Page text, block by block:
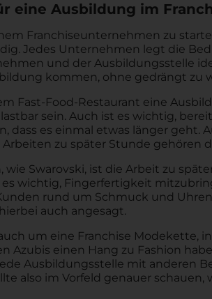
eine Ausbildung im
Franchiseunternehmen zu
Jedes Unternehmen legt die
und der Ausbildungsstelle
kommen, ohne gedrängt zu
Fast-Food-Restaurant eine
sein. Auch ist es wichtig,
dass es einmal etwas länger geht.
zu später Stunde gehören
Swarovski, ist die Arbeit zu
wichtig, Fingerfertigkeit
rund um Schmuck und
auch angesagt.
um eine Franchise Modekette,
Azubis einen Hang zu Fashion
Ausbildungsstelle mit anderen
also im Vorfeld genauer